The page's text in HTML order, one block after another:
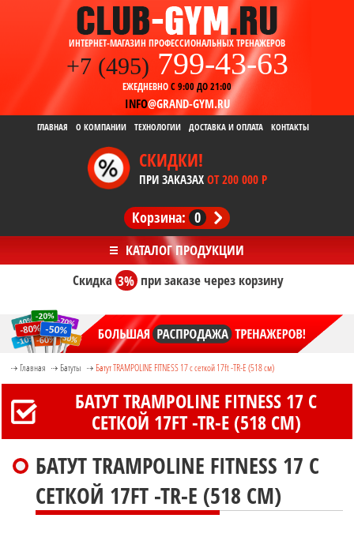
ИНТЕРНЕТ-МАГАЗИН ПРОФЕССИОНАЛЬНЫХ ТРЕНАЖЕРОВ
+7 (495) 799-43-63
ЕЖЕДНЕВНОС 9:00 ДО 21:00
INFO@GRAND-GYM.RU
ГЛАВНАЯ О КОМПАНИИ ТЕХНОЛОГИИ ДОСТАВКА И ОПЛАТА КОНТАКТЫ
СКИДКИ!
ПРИ ЗАКАЗАХ ОТ 200 000 Р
Корзина: 0
Скидка3% при заказечерез корзину
Главная Батуты Батут TRAMPOLINE FITNESS 17 с сеткой 17ft -TR-E (518 см)
БАТУТ TRAMPOLINE FITNESS 17 С
СЕТКОЙ 17FT -TR-E (518 СМ)
БАТУТ TRAMPOLINE FITNESS 17 С
СЕТКОЙ 17FT -TR-E (518 СМ)